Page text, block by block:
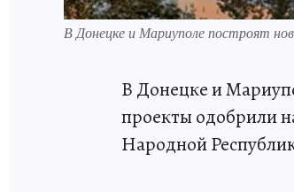
В Донецке и Мариуполе построят
В Донецке и
проекты одобрили
Народной